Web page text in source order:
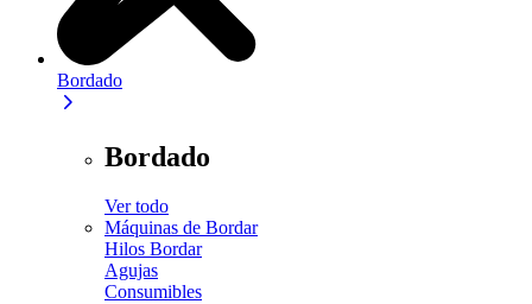
Bordado
Bordado
Ver todo
Máquinas de Bordar
Hilos Bordar
Agujas
Consumibles